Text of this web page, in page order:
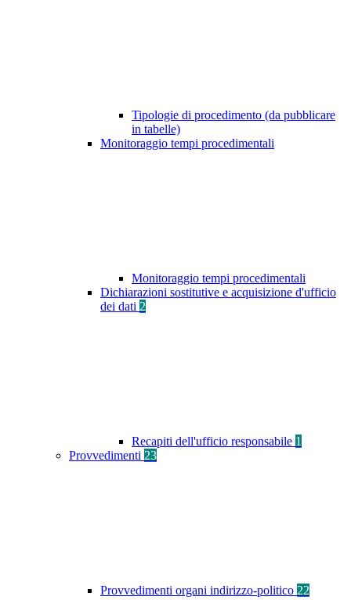
Tipologie di procedimento (da pubblicare
in tabelle)
Monitoraggio tempi procedimentali
Monitoraggio tempi procedimentali
Dichiarazioni sostitutive e acquisizione d'ufficio
dei dati 2
Recapiti dell'ufficio responsabile 1
Provvedimenti 23
Provvedimenti organi indirizzo-politico 22